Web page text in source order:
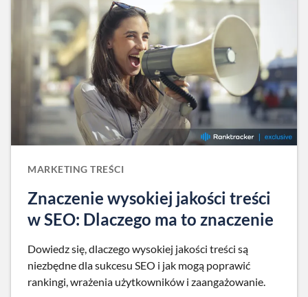
MARKETING TREŚCI
Znaczenie wysokiej jakości treści
w SEO: Dlaczego ma to znaczenie
Dowiedz się, dlaczego wysokiej jakości treści są
niezbędne dla sukcesu SEO i jak mogą poprawić
rankingi, wrażenia użytkowników i zaangażowanie.